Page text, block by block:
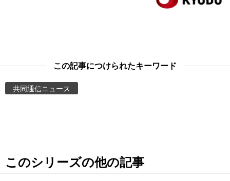
お知らせ
この記事につけられたキーワード
共同通信ニュース
このシリーズの他の記事